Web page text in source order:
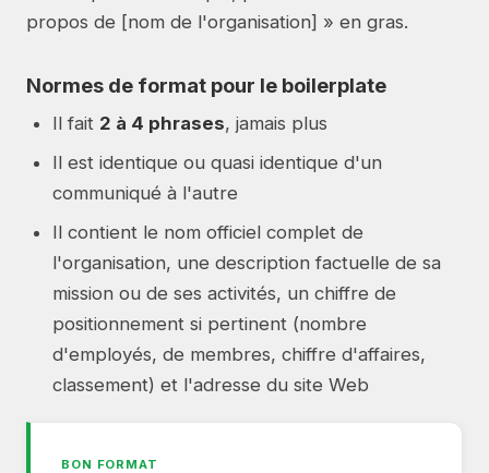
propos de [nom de l'organisation] » en gras.
Normes de format pour le boilerplate
Il fait 2 à 4 phrases, jamais plus
Il est identique ou quasi identique d'un
communiqué à l'autre
Il contient le nom officiel complet de
l'organisation, une description factuelle de sa
mission ou de ses activités, un chiffre de
positionnement si pertinent (nombre
d'employés, de membres, chiffre d'affaires,
classement) et l'adresse du site Web
BON FORMAT